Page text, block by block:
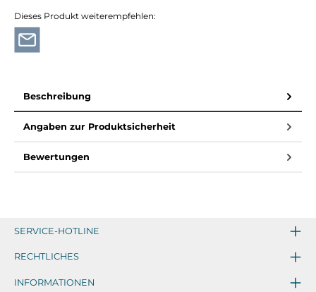
Dieses Produkt weiterempfehlen:
Beschreibung
Angaben zur Produktsicherheit
Bewertungen
SERVICE-HOTLINE
RECHTLICHES
INFORMATIONEN